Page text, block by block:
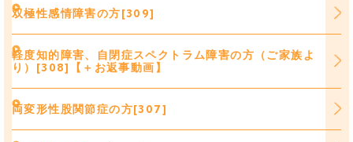
双極性感情障害の方[309]
軽度知的障害、自閉症スペクトラム障害の方（ご家族よ
り）[308]【＋お返事動画】
両変形性股関節症の方[307]